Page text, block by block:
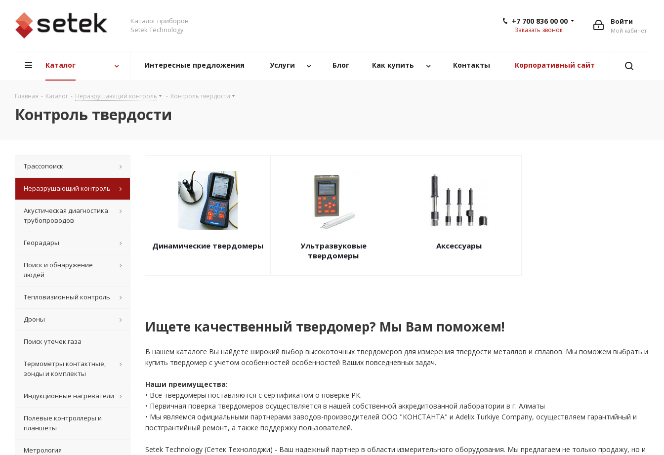
Каталог приборов
Setek Technology
Войти
Мой кабинет
+7 700 836 00 00
Заказать звонок
Каталог Интересные предложения Услуги Блог Как купить Контакты Корпоративный сайт
Главная - Каталог - Неразрушающий контроль - Контроль твердости
Контроль твердости
Динамические твердомеры
Ультразвуковые
твердомеры
Аксессуары
Ищете качественный твердомер? Мы Вам поможем!
В нашем каталоге Вы найдете широкий выбор высокоточных твердомеров для измерения твердости металлов и сплавов. Мы поможем выбрать и
купить твердомер с учетом особенностей особенностей Ваших повседневных задач.
Наши преимущества:
• Все твердомеры поставляются с сертификатом о поверке РК.
• Первичная поверка твердомеров осуществляется в нашей собственной аккредитованной лаборатории в г. Алматы
• Мы являемся официальными партнерами заводов-производителей ООО "КОНСТАНТА" и Adelix Turkiye Company, осуществляем гарантийный и
постгрантийный ремонт, а также поддержку пользователей.
Setek Technology (Сетек Технолоджи) - Ваш надежный партнер в области измерительного оборудования. Мы предлагаем не только продажу, но и
Трассопоиск
Неразрушающий контроль
Акустическая диагностика
трубопроводов
Георадары
Поиск и обнаружение
людей
Тепловизионный контроль
Дроны
Поиск утечек газа
Термометры контактные,
зонды и комплекты
Индукционные нагреватели
Полевые контроллеры и
планшеты
Метрология